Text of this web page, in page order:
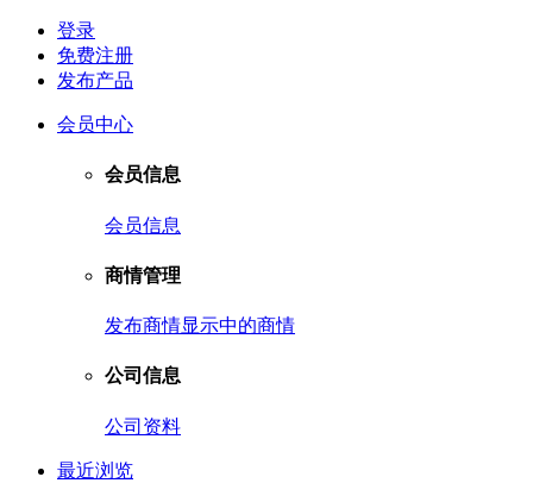
登录
免费注册
发布产品
会员中心
会员信息
会员信息
商情管理
发布商情显示中的商情
公司信息
公司资料
最近浏览